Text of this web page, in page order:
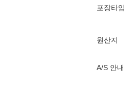
포장타입
원산지
A/S 안내